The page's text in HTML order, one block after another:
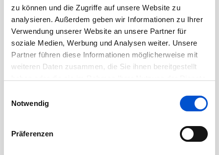
zu können und die Zugriffe auf unsere Website zu
analysieren. Außerdem geben wir Informationen zu Ihrer
Verwendung unserer Website an unsere Partner für
soziale Medien, Werbung und Analysen weiter. Unsere
Partner führen diese Informationen möglicherweise mit
weiteren Daten zusammen, die Sie ihnen bereitgestellt
Notwendig
Präferenzen
Juli 2020
Juni 2020
Mai 2020
April 2020
März 2020
Januar 2020